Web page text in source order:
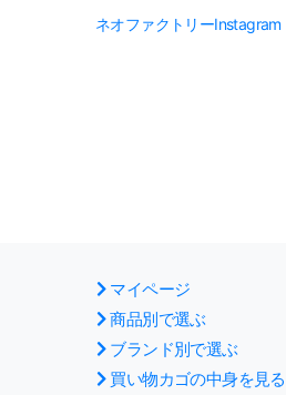
ネオファクトリーInstagram
マイページ
商品別で選ぶ
ブランド別で選ぶ
買い物カゴの中身を見る